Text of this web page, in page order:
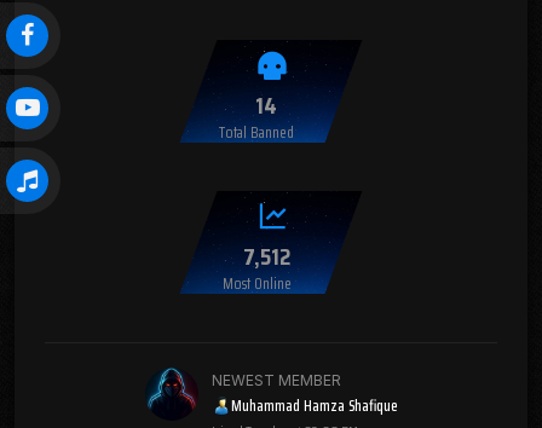
14
Total Banned
7,512
Most Online
NEWEST MEMBER
Muhammad Hamza Shafique